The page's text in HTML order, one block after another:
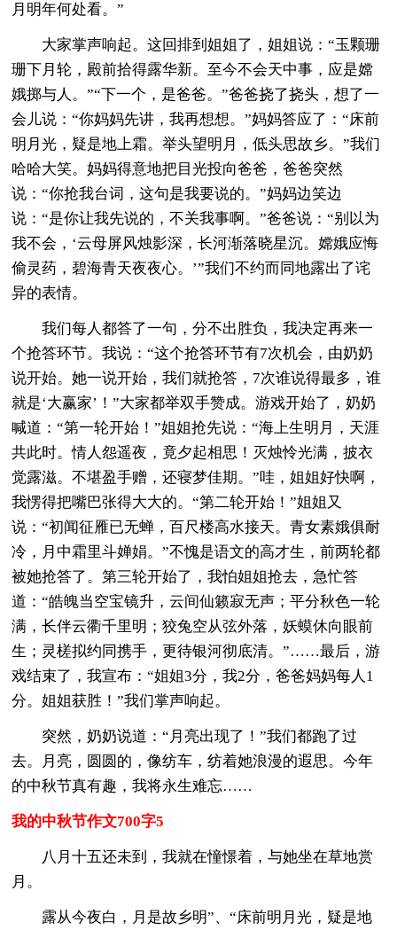
月明年何处看。”
大家掌声响起。这回排到姐姐了，姐姐说：“玉颗珊
珊下月轮，殿前拾得露华新。至今不会天中事，应是嫦
娥掷与人。”“下一个，是爸爸。”爸爸挠了挠头，想了一
会儿说：“你妈妈先讲，我再想想。”妈妈答应了：“床前
明月光，疑是地上霜。举头望明月，低头思故乡。”我们
哈哈大笑。妈妈得意地把目光投向爸爸，爸爸突然
说：“你抢我台词，这句是我要说的。”妈妈边笑边
说：“是你让我先说的，不关我事啊。”爸爸说：“别以为
我不会，‘云母屏风烛影深，长河渐落晓星沉。嫦娥应悔
偷灵药，碧海青天夜夜心。’”我们不约而同地露出了诧
异的表情。
我们每人都答了一句，分不出胜负，我决定再来一
个抢答环节。我说：“这个抢答环节有7次机会，由奶奶
说开始。她一说开始，我们就抢答，7次谁说得最多，谁
就是‘大赢家’！”大家都举双手赞成。游戏开始了，奶奶
喊道：“第一轮开始！”姐姐抢先说：“海上生明月，天涯
共此时。情人怨遥夜，竟夕起相思！灭烛怜光满，披衣
觉露滋。不堪盈手赠，还寝梦佳期。”哇，姐姐好快啊，
我愣得把嘴巴张得大大的。“第二轮开始！”姐姐又
说：“初闻征雁已无蝉，百尺楼高水接天。青女素娥俱耐
冷，月中霜里斗婵娟。”不愧是语文的高才生，前两轮都
被她抢答了。第三轮开始了，我怕姐姐抢去，急忙答
道：“皓魄当空宝镜升，云间仙籁寂无声；平分秋色一轮
满，长伴云衢千里明；狡兔空从弦外落，妖蟆休向眼前
生；灵槎拟约同携手，更待银河彻底清。”……最后，游
戏结束了，我宣布：“姐姐3分，我2分，爸爸妈妈每人1
分。姐姐获胜！”我们掌声响起。
突然，奶奶说道：“月亮出现了！”我们都跑了过
去。月亮，圆圆的，像纺车，纺着她浪漫的遐思。今年
的中秋节真有趣，我将永生难忘……
我的中秋节作文700字5
八月十五还未到，我就在憧憬着，与她坐在草地赏
月。
露从今夜白，月是故乡明”、“床前明月光，疑是地